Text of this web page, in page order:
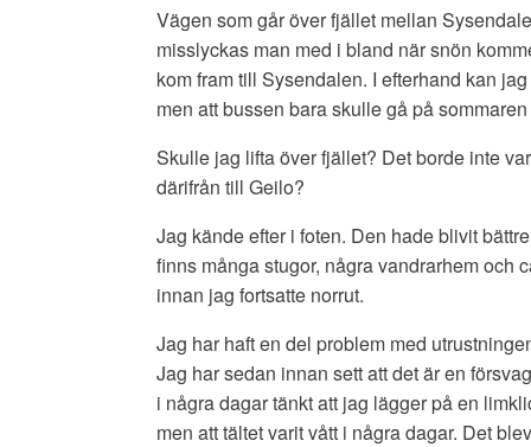
Vägen som går över fjället mellan
misslyckas man med i bland när snön
kom fram till Sysendalen. I efterhand kan
men att bussen bara skulle gå på
Skulle jag lifta över fjället? Det borde inte
därifrån till Geilo?
Jag kände efter i foten. Den hade blivit
finns många stugor, några vandrarhem och
innan jag fortsatte norrut.
Jag har haft en del problem med
Jag har sedan innan sett att det är en
i några dagar tänkt att jag lägger på en
men att tältet varit vått i några dagar. Det